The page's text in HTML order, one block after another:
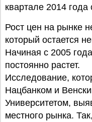
квартале 2014
Рост цен на рынке
который остается
Начиная с 2005
постоянно растет.
Исследование,
Нацбанком и
Университетом,
местного рынка.